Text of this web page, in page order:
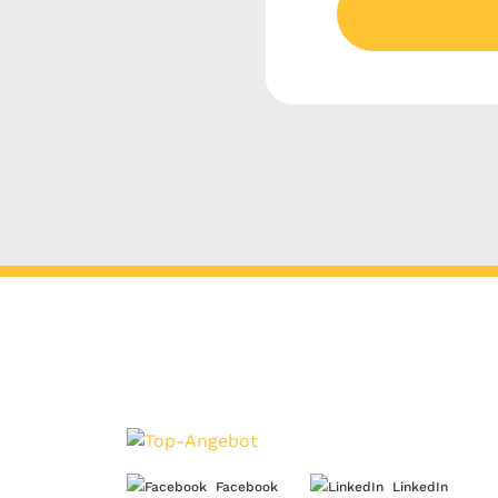
Facebook LinkedIn